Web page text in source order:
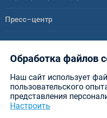
Пресс–центр
Новости
Статьи
ИООО
Минске, Витебске, Бресте, Гомеле,
Разработка сайта — New IT
Обработка файлов
Наш сайт использует
пользовательского
представления
Настроить